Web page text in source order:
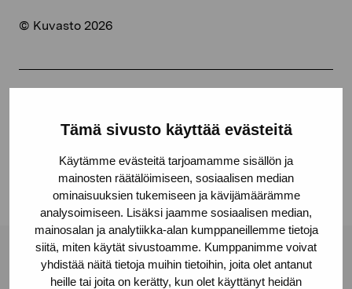
Tämä sivusto käyttää evästeitä
Käytämme evästeitä tarjoamamme sisällön ja
mainosten räätälöimiseen, sosiaalisen median
ominaisuuksien tukemiseen ja kävijämäärämme
analysoimiseen. Lisäksi jaamme sosiaalisen median,
mainosalan ja analytiikka-alan kumppaneillemme tietoja
siitä, miten käytät sivustoamme. Kumppanimme voivat
yhdistää näitä tietoja muihin tietoihin, joita olet antanut
heille tai joita on kerätty, kun olet käyttänyt heidän
© Kuvasto 2026
Facebook
Linkedin
Pro Artibus Foundation